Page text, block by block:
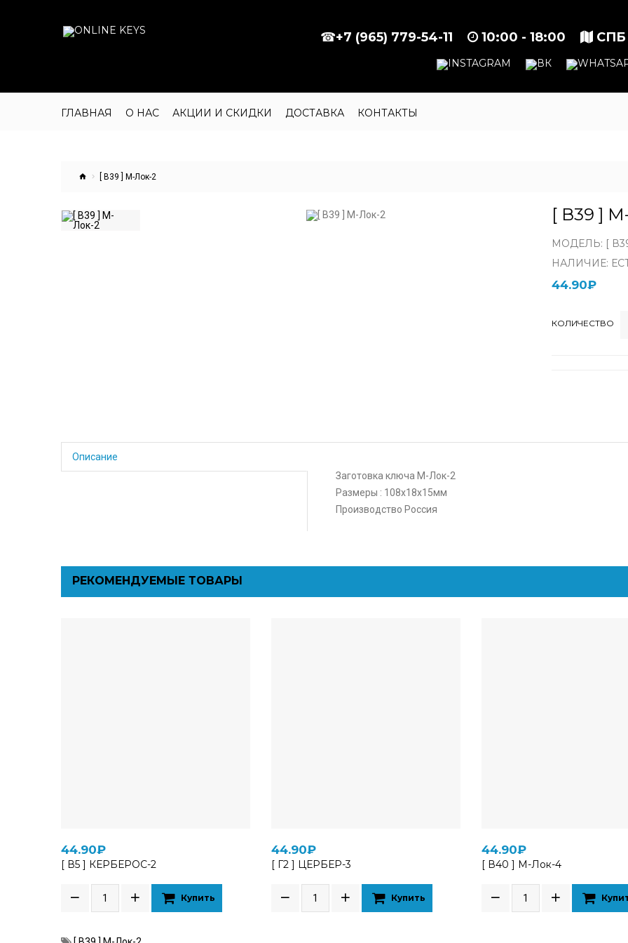
☎+7 (965) 779-54-11 10:00 - 18:00
ГЛАВНАЯ О НАС АКЦИИ И СКИДКИ ДОСТАВКА КОНТАКТЫ
[ В39 ] М-Лок-2
[ В39 ]
МОДЕЛЬ: [
НАЛИЧИЕ:
44.90₽
КОЛИЧЕСТВО
Описание
Заготовка ключа М-Лок-2
Размеры : 108х18х15мм
Производство Россия
РЕКОМЕНДУЕМЫЕ ТОВАРЫ
44.90₽
[ В5 ] КЕРБЕРОС-2
Купить
44.90₽
[ Г2 ] ЦЕРБЕР-3
Купить
44.90₽
[ В40 ] М-Лок-4